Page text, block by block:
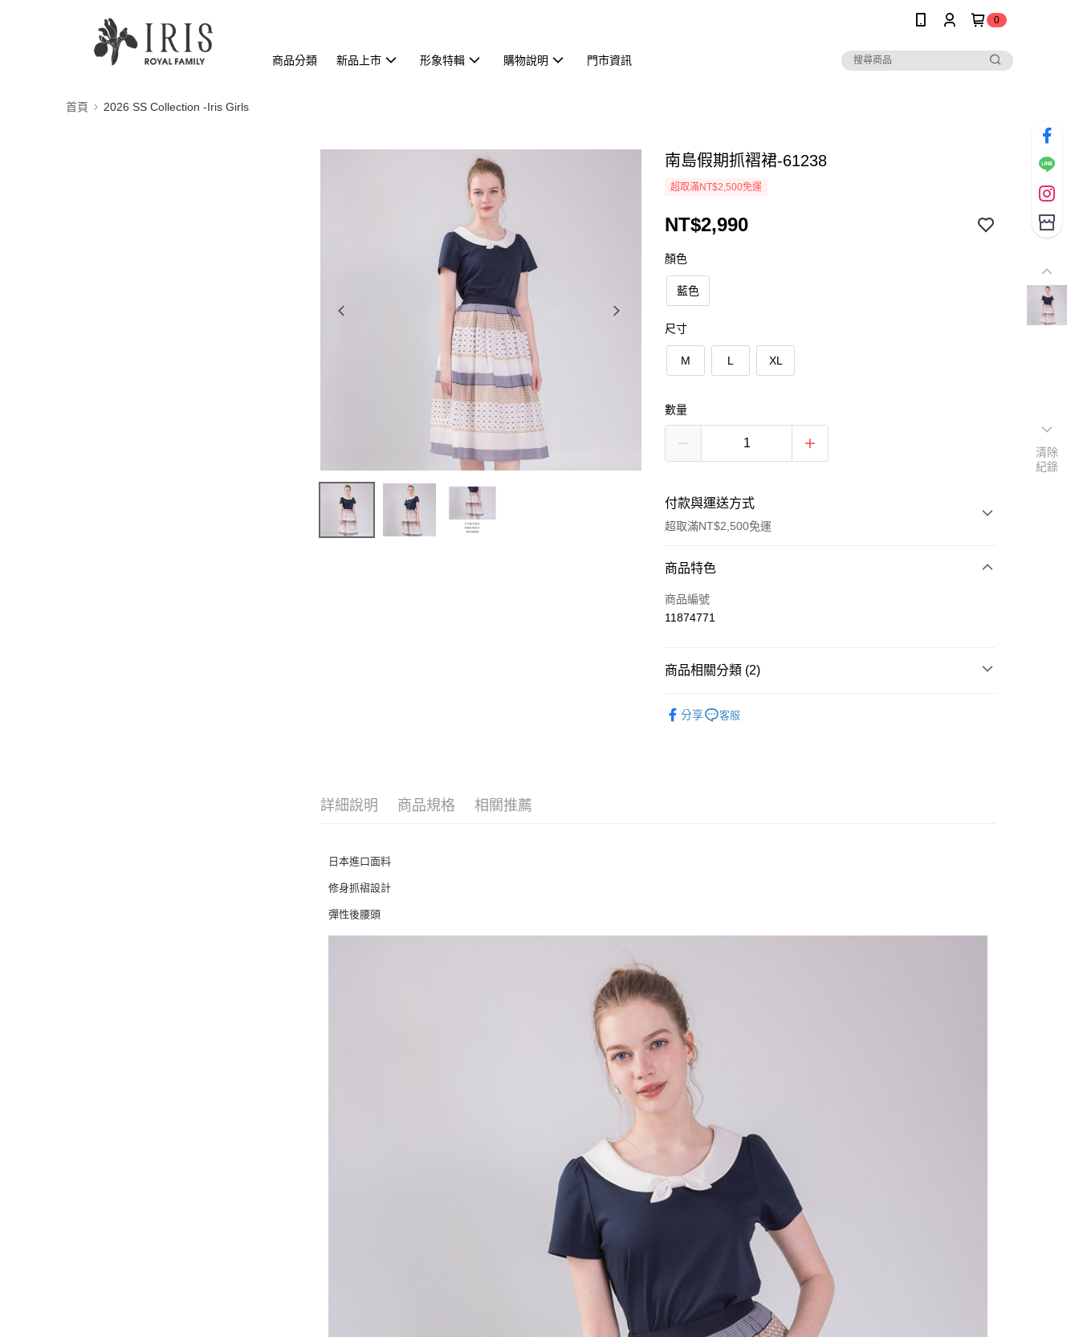
0
商品分類 新品上市 形象特輯 購物說明 門市資訊
首頁 2026 SS Collection -Iris Girls
南島假期抓褶裙-61238
超取滿NT$2,500免運
NT$2,990
顏色
藍色
尺寸
M L XL
數量
付款與運送方式
超取滿NT$2,500免運
付款方式
信用卡一次付款
運送方式
商品特色
商品編號
11874771
商品相關分類 (2)
分享 客服
詳細說明 商品規格 相關推薦
日本進口面料
修身抓褶設計
彈性後腰頭
清除
紀錄